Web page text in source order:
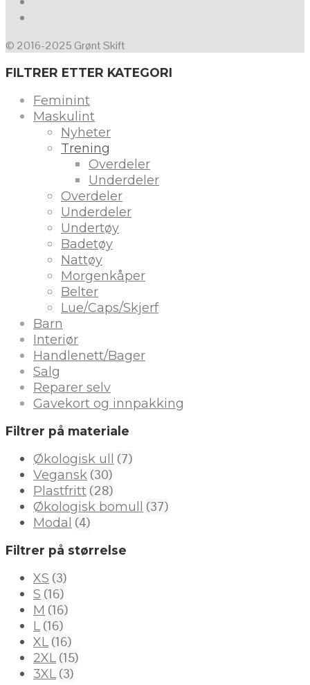
© 2016-2025 Grønt Skift
FILTRER ETTER KATEGORI
Feminint
Maskulint
Nyheter
Trening
Overdeler
Underdeler
Overdeler
Underdeler
Undertøy
Badetøy
Nattøy
Morgenkåper
Belter
Lue/Caps/Skjerf
Barn
Interiør
Handlenett/Bager
Salg
Reparer selv
Gavekort og innpakking
Filtrer på materiale
Økologisk ull (7)
Vegansk (30)
Plastfritt (28)
Økologisk bomull (37)
Modal (4)
Filtrer på størrelse
XS (3)
S (16)
M (16)
L (16)
XL (16)
2XL (15)
3XL (3)